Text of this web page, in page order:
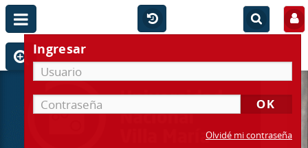
Ingresar
Olvidé mi contraseña